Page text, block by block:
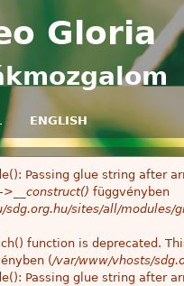
Gloria
ENGLISH
Passing glue string after
függvényben
sdg.org.hu/sites/all/modules/
function is deprecated.
(/var/www/vhosts/
Passing glue string after